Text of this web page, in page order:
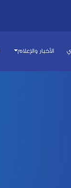
الأخبار والإعلام